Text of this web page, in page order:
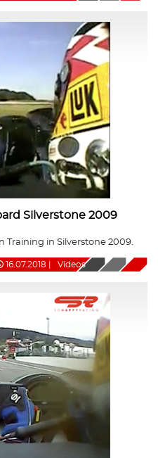
Silverstone 2009
in Silverstone 2009.
16.07.2018 Videos